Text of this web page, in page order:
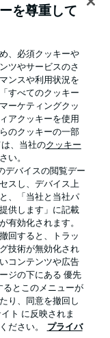
を管理する
を尊重して
、必須クッキーや
ツやサービスのさ
ンスや利用状況を
すべてのクッキー
ーケティングクッ
アクッキーを使用
のクッキーの一部
、当社のクッキー
い。
デバイスの閲覧デー
スし、デバイス上
、「当社と当社パ
供します」に記載
有効化されます。
回すると、トラッ
技術が無効化され
コンテンツや広告
ジの下にある 優先
るとこのメニューが
り、同意を撤回し
ト に反映されま
ださい。
プライバ